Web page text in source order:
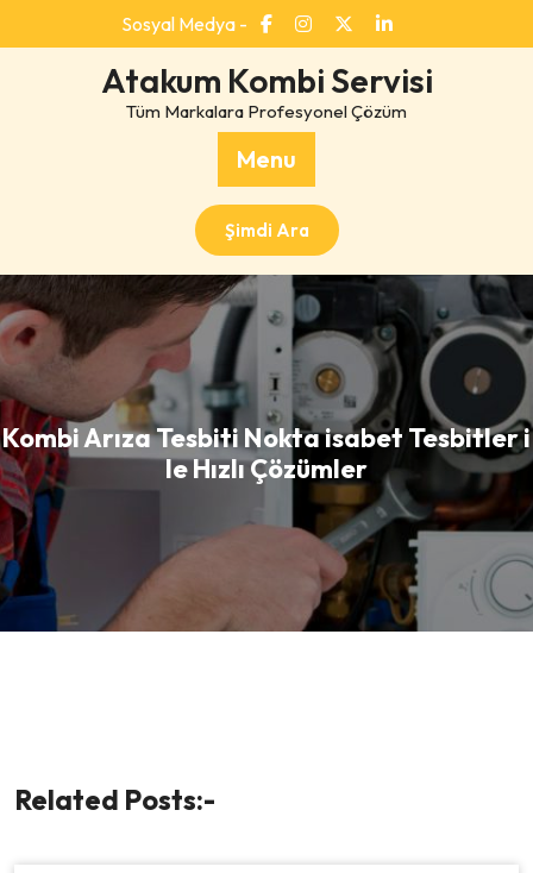
to
Sosyal Medya -
Atakum Kombi Servisi
Tüm Markalara Profesyonel Çözüm
Menu
Şimdi Ara
Kombi Arıza Tesbiti Nokta isabet Tesbitler i
le Hızlı Çözümler
Related Posts:-